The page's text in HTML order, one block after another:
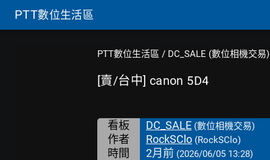
PTT數位生活區
PTT數位生活區 / DC_SALE (數位相機交易)
[賣/台中] canon 5D4
看板 DC_SALE (數位相機交易)
作者 RockSClo (RockSClo)
時間 2月前 (2026/06/05 13:28)